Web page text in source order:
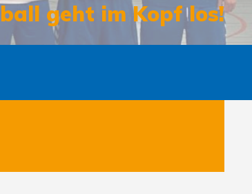
geht im Kopf los!